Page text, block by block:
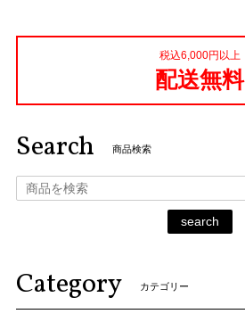
税込6,000円以上
配送無料
Search 商品検索
search
Category カテゴリー